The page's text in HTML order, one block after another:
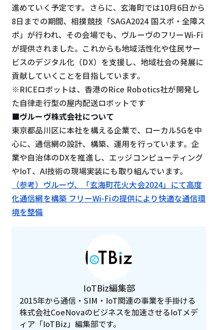
進めていく予定です。さらに、玄海町では10月6日から
8日までの期間、相撲競技「SAGA2024 国スポ・全障ス
ポ」が行われ、その会場でも、ヴルーヴのフリーWi-Fi
が提供されました。これからも地域活性化や住民サー
ビスのデジタル化（DX）を支援し、地域社会の発展に
貢献していくことを目指しています。
※RICEロボットは、香港のRice Robotics社が開発し
た自律走行型の屋内配送ロボットです
■ヴルーヴ株式会社について
東京都品川区に本社を構える企業で、ローカル5Gを中
心に、通信網の設計、構築、運用を行っています。企
業や自治体のDXを推進し、エッジコンピューティング
やIoT、AI技術の現場実装にも取り組んでいます。
（参考）ヴルーヴ、「玄海町花火大会2024」にて高度
化通信網を構築 フリーWi-Fiの提供により快適な通信環
境を整備
IoTBiz編集部
2015年から通信・SIM・IoT関連の事業を手掛ける
株式会社CoeNovaのビジネスを加速させるIoTメデ
ィア「IoTBiz」編集部です。